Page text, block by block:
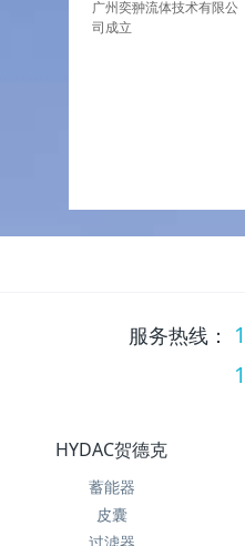
广州奕翀流体技术有限公
司成立
服务热线：
HYDAC贺德克
蓄能器
皮囊